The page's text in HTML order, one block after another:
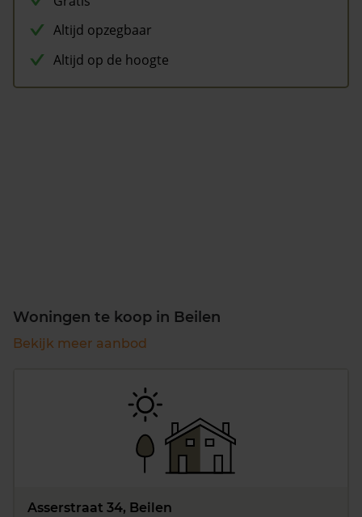
Altijd opzegbaar
Altijd op de hoogte
Woningen te koop in Beilen
Bekijk meer aanbod
Asserstraat 34, Beilen